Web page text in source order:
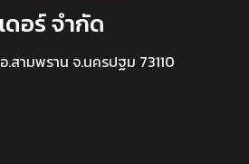
ดอร์ จำกัด
สามพราน จ.นครปฐม 73110